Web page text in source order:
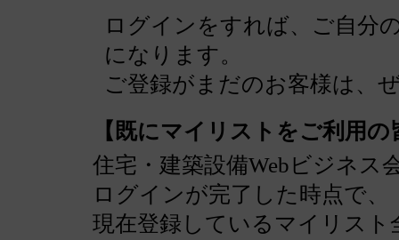
ログインをすれば、ご自分
になります。
ご登録がまだのお客様は、
【既にマイリストをご利用の
住宅・建築設備Webビジネス
ログインが完了した時点で、
現在登録しているマイリスト